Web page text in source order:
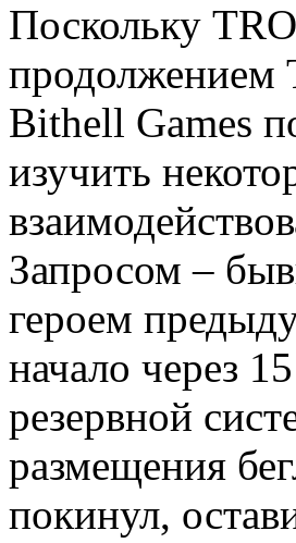
Поскольку
продолжением
Bithell Games
изучить
Запросом –
героем
начало через
резервной
размещения
покинул,